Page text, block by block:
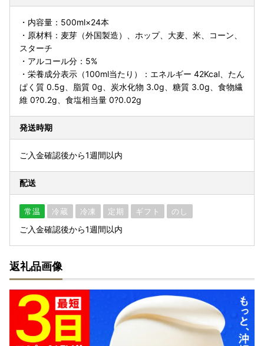
・内容量：500ml×24本
・原材料：麦芽（外国製造）、ホップ、大麦、米、コーン、
スターチ
・アルコール分：5%
・栄養成分表示（100ml当たり）：エネルギー 42Kcal、たん
ぱく質 0.5g、脂質 0g、炭水化物 3.0g、糖質 3.0g、食物繊
維 0?0.2g、食塩相当量 0?0.02g
発送時期
ご入金確認後から1週間以内
配送
常温 冷蔵 冷凍 定期 ギフト のし
ご入金確認後から1週間以内
返礼品画像